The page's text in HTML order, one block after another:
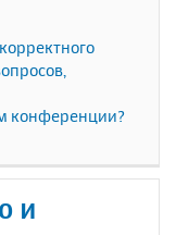
конференции?
и